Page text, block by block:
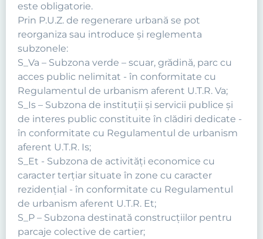
este obligatorie.
Prin P.U.Z. de regenerare urbană se pot
reorganiza sau introduce şi reglementa
subzonele:
S_Va – Subzona verde – scuar, grădină, parc cu
acces public nelimitat - în conformitate cu
Regulamentul de urbanism aferent U.T.R. Va;
S_Is – Subzona de instituţii şi servicii publice şi
de interes public constituite în clădiri dedicate -
în conformitate cu Regulamentul de urbanism
aferent U.T.R. Is;
S_Et - Subzona de activităţi economice cu
caracter terţiar situate în zone cu caracter
rezidenţial - în conformitate cu Regulamentul
de urbanism aferent U.T.R. Et;
S_P – Subzona destinată construcţiilor pentru
parcaje colective de cartier;